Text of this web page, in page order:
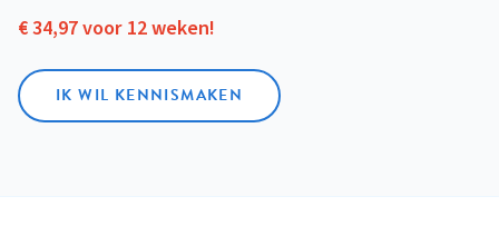
€ 34,97 voor 12 weken!
IK WIL KENNISMAKEN